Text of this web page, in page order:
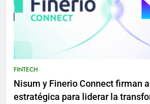
FINTECH
Nisum y Finerio Connect firman
estratégica para liderar la